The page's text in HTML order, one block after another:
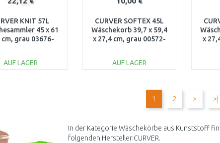
KNIT 57L
45 x 61
cm, grau 03676-
AUF LAGER
CURVER SOFTEX 45L
Wäschekorb 39,7 x 59,4
x 27,4 cm, grau 00572-
AUF LAGER
x
1 2 > >|
In der Kategorie Wäschekörbe aus Kunststoff
folgenden Hersteller:CURVER.